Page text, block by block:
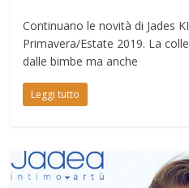
Continuano le novità di Jades
Primavera/Estate 2019. La
dalle bimbe ma anche
Leggi tutto